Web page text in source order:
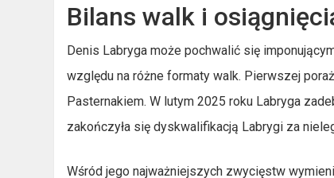
Bilans walk i
Denis Labryga może pochwalić się
względu na różne formaty walk. Pierwszej
Pasternakiem. W lutym 2025 roku Labryga
zakończyła się dyskwalifikacją Labrygi za
Wśród jego najważniejszych zwycięstw